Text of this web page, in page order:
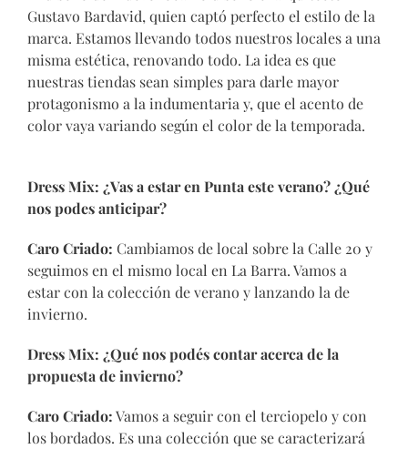
Gustavo Bardavid, quien captó perfecto el estilo de la
marca. Estamos llevando todos nuestros locales a una
misma estética, renovando todo. La idea es que
nuestras tiendas sean simples para darle mayor
protagonismo a la indumentaria y, que el acento de
color vaya variando según el color de la temporada.
Dress Mix: ¿Vas a estar en Punta este verano? ¿Qué
nos podes anticipar?
Caro Criado: Cambiamos de local sobre la Calle 20 y
seguimos en el mismo local en La Barra. Vamos a
estar con la colección de verano y lanzando la de
invierno.
Dress Mix: ¿Qué nos podés contar acerca de la
propuesta de invierno?
Caro Criado:Vamos a seguir con el terciopelo y con
los bordados. Es una colección que se caracterizará